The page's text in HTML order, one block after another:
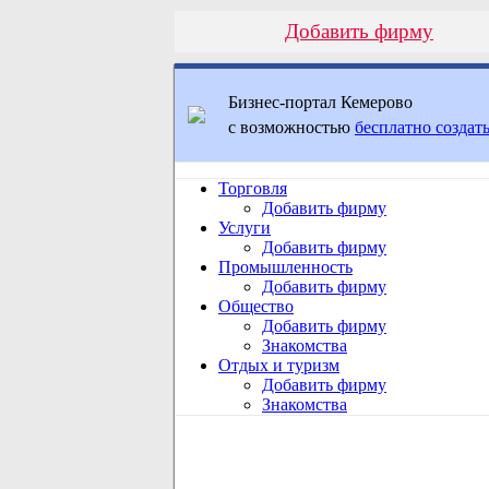
Добавить фирму
Бизнес-портал Кемерово
с возможностью бесплатно
Торговля
Добавить фирму
Услуги
Добавить фирму
Промышленность
Добавить фирму
Общество
Добавить фирму
Знакомства
Отдых и туризм
Добавить фирму
Знакомства